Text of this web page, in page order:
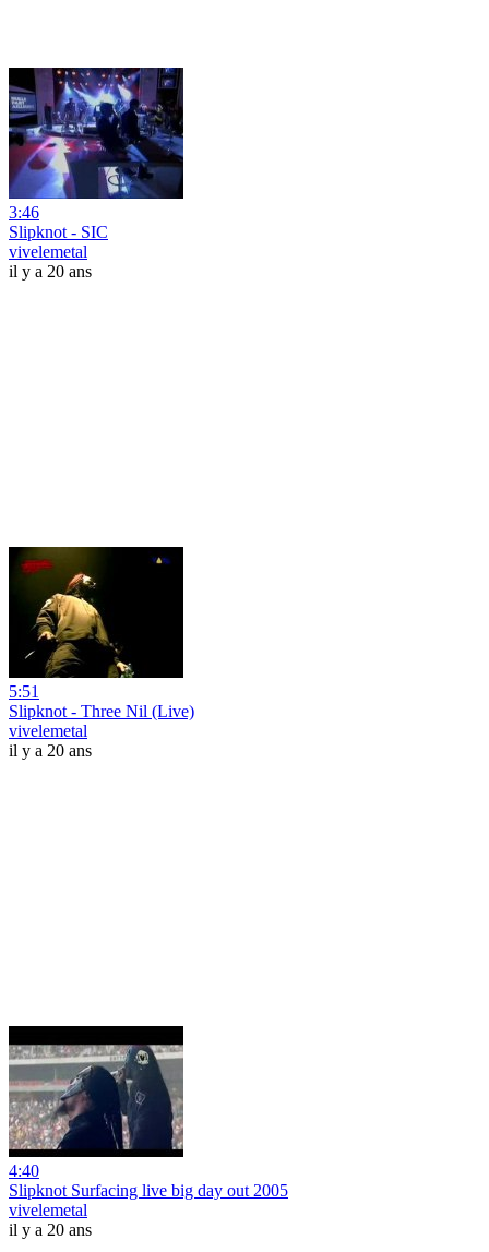
3:46
Slipknot - SIC
vivelemetal
il y a 20 ans
5:51
Slipknot - Three Nil (Live)
vivelemetal
il y a 20 ans
4:40
Slipknot Surfacing live big day out 2005
vivelemetal
il y a 20 ans